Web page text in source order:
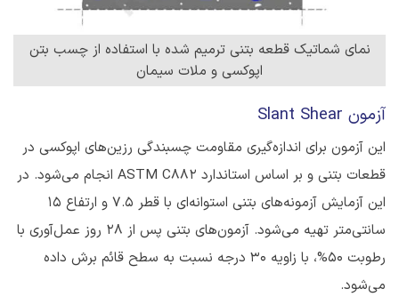
نمای شماتیک قطعه بتنی ترمیم شده با استفاده از چسب بتن
اپوکسی و ملات سیمان
آزمون Slant Shear
این آزمون برای اندازه‌گیری مقاومت چسبندگی رزین‌های اپوکسی در
قطعات بتنی و بر اساس استاندارد ASTM C882 انجام می‌شود. در
این آزمایش آزمونه‌های بتنی استوانه‌ای با قطر 7.5 و ارتفاع 15
سانتی‌متر تهیه می‌شود. آزمون‌های بتنی پس از 28 روز عمل‌آوری با
رطوبت 50%، با زاویه 30 درجه نسبت به سطح قائم برش داده
می‌شود.